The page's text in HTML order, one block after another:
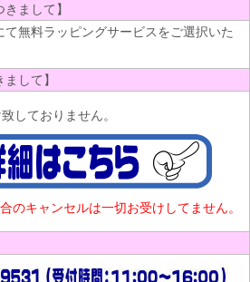
まして】
無料ラッピングサービスをご選択いた
して】
しておりません。
のキャンセルは一切お受けしてません。